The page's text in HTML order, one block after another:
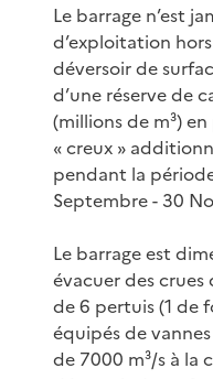
Le barrage n’est
d’exploitation
déversoir de
d’une réserve de
(millions de m³)
« creux »
pendant la
Septembre - 30
Le barrage est
évacuer des
de 6 pertuis (1 de
équipés de
de 7000 m³/s à la